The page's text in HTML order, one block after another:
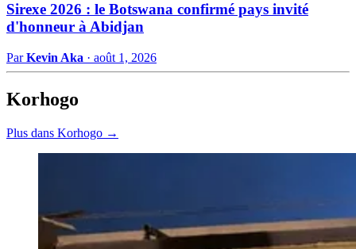
Sirexe 2026 : le Botswana confirmé pays invité
d'honneur à Abidjan
ParKevin Aka · août 1, 2026
Korhogo
Plus dans Korhogo →